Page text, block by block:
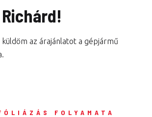
az árajánlatot a gépjármű
FOLYAMATA